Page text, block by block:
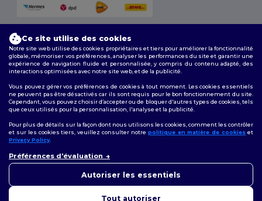
Conditions Générales
|Politique de personnalisation |Politique de
Confidentialité
Suivez-nous
Bruxelles|Anvers|Mortsel|Malines|Lierre|Turnhout|Geel|
Hoogstraten |Bruges
Ce site utilise des cookies
Notre site web utilise des cookies propriétaires et tiers pour améliorer la fonctionnalité
globale, mémoriser vos préférences, analyser les performances du site et garantir une
expérience de navigation fluide et personnalisée, y compris du contenu adapté, des
interactions optimisées avec notre site web, et de la publicité.
Vous pouvez gérer vos préférences de cookies à tout moment. Les cookies essentiels
ne peuvent pas être désactivés car ils sont requis pour le bon fonctionnement du site.
Cependant, vous pouvez choisir d’accepter ou de bloquer d'autres types de cookies, tels
que ceux utilisés pour la personnalisation, l'analyse et la publicité.
Pour plus de détails sur la façon dont nous utilisons les cookies, comment les contrôler
et sur les cookies tiers, veuillez consulter notre politique en matière de cookies et
Privacy Policy.
Préférences d'évaluation
Autoriser les essentiels
Tout autoriser
pouvez nous contacter à tout
pour vous aider.